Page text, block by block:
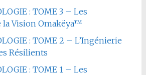
: TOME 3 – Les
la Vision Omakëya™
: TOME 2 – L’Ingénierie
Résilients
: TOME 1 – Les